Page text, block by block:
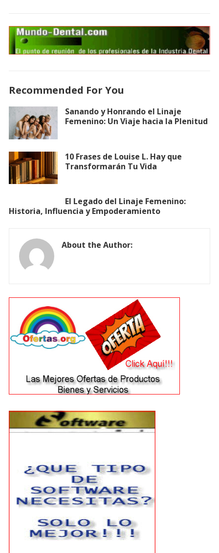
Recommended For You
Sanando y Honrando el Linaje
Femenino: Un Viaje hacia la Plenitud
10 Frases de Louise L. Hay que
Transformarán Tu Vida
El Legado del Linaje Femenino:
Historia, Influencia y Empoderamiento
About the Author: